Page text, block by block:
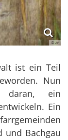
© ar
ist ein Teil
Nun
daran, ein
Ein
und Bachgau